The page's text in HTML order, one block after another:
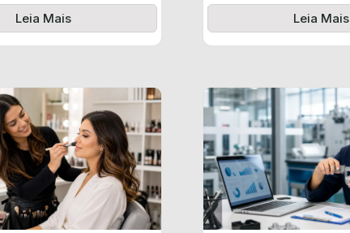
Leia Mais
pelo produtor ...
Leia Mais